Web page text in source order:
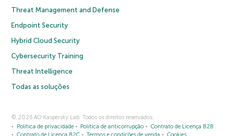
Threat Management and Defense
Endpoint Security
Hybrid Cloud Security
Cybersecurity Training
Threat Intelligence
Todas as soluções
© 2026 AO Kaspersky Lab. Todos os direitos reservados.
Política de privacidade
Política de anticorrupção
Contrato de Licença B2B
Contrato de Licença B2C
Termos e condições de venda Cookies